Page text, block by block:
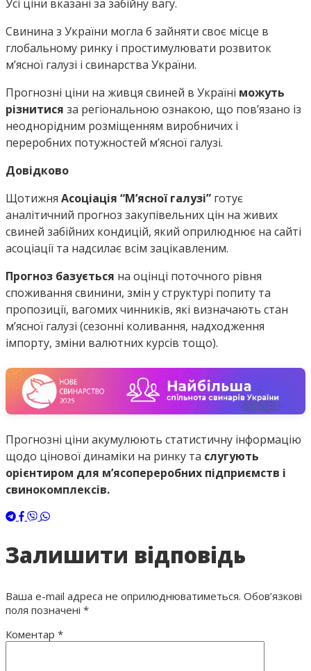
Усі ціни вказані за забійну вагу.
Свинина з України могла б зайняти своє місце в
глобальному ринку і простимулювати розвиток
мʼясної галузі і свинарства України.
Прогнозні ціни на живця свиней в Україні можуть
різнитися за регіональною ознакою, що пов’язано із
неоднорідним розміщенням виробничих і
переробних потужностей м’ясної галузі.
Довідково
Щотижня Асоціація “М’ясної галузі” готує
аналітичний прогноз закупівельних цін на живих
свиней забійних кондицій, який оприлюднює на сайті
асоціації та надсилає всім зацікавленим.
Прогноз базується на оцінці поточного рівня
споживання свинини, змін у структурі попиту та
пропозиції, вагомих чинників, які визначають стан
м’ясної галузі (сезонні коливання, надходження
імпорту, зміни валютних курсів тощо).
Прогнозні ціни акумулюють статистичну інформацію
щодо цінової динаміки на ринку та слугують
орієнтиром для м’ясопереробних підприємств і
свинокомплексів.
Залишити відповідь
Ваша e-mail адреса не оприлюднюватиметься. Обов’язкові
поля позначені *
Коментар *